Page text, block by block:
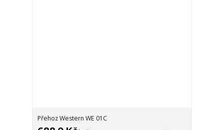
Přehoz Western WE 01C